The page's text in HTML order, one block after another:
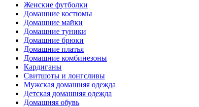
Женские футболки
Домашние костюмы
Домашние майки
Домашние туники
Домашние брюки
Домашние платья
Домашние комбинезоны
Кардиганы
Свитшоты и лонгсливы
Мужская домашняя одежда
Детская домашняя одежда
Домашняя обувь